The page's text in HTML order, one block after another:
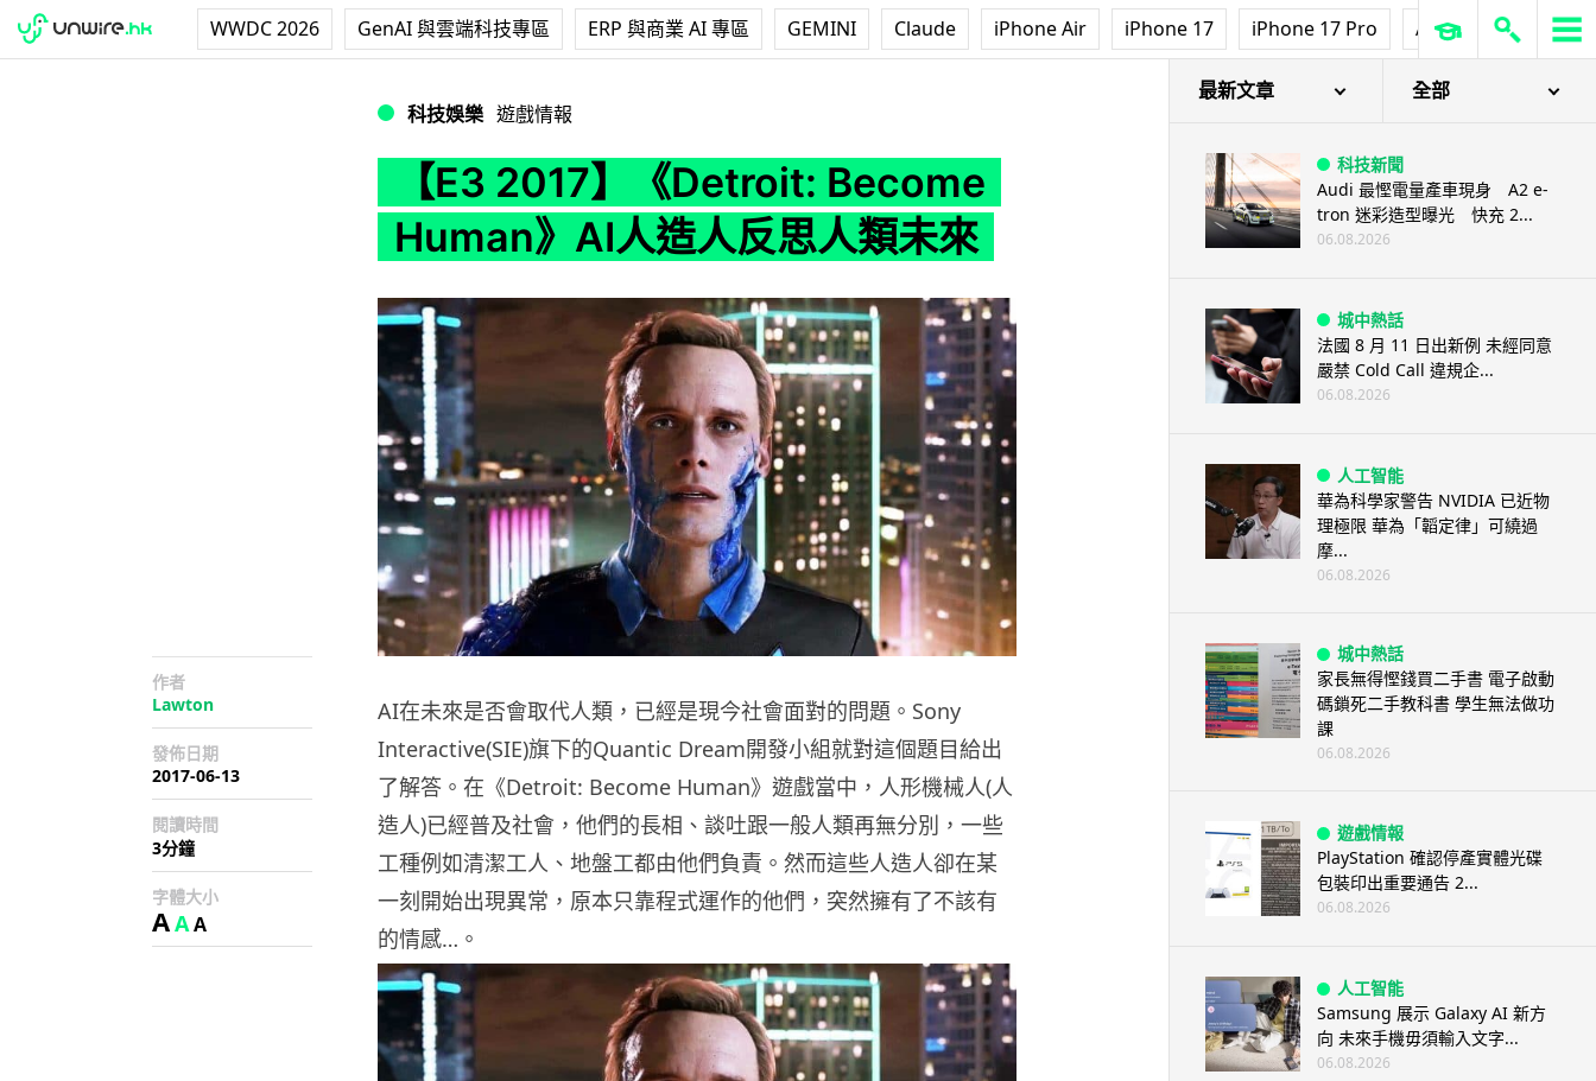
WWDC 2026 GenAI 與雲端科技專區 ERP 與商業 AI 專區 GEMINI Claude iPhone Air iPhone 17 iPhone 17 Pro AirPods Pro 3
科技娛樂 遊戲情報
【E3 2017】《Detroit: Become
Human》AI人造人反思人類未來
作者
Lawton
發佈日期
2017-06-13
閱讀時間
3分鐘
字體大小
AAA
AI在未來是否會取代人類，已經是現今社會面對的問題。Sony
Interactive(SIE)旗下的Quantic Dream開發小組就對這個題目給出
了解答。在《Detroit: Become Human》遊戲當中，人形機械人(人
造人)已經普及社會，他們的長相、談吐跟一般人類再無分別，一些
工種例如清潔工人、地盤工都由他們負責。然而這些人造人卻在某
一刻開始出現異常，原本只靠程式運作的他們，突然擁有了不該有
的情感…。
最新文章 全部
科技新聞
Audi 最慳電量產車現身 A2 e-
tron 迷彩造型曝光 快充 2...
06.08.2026
城中熱話
法國 8 月 11 日出新例 未經同意
嚴禁 Cold Call 違規企...
06.08.2026
人工智能
華為科學家警告 NVIDIA 已近物
理極限 華為「韜定律」可繞過
摩...
06.08.2026
城中熱話
家長無得慳錢買二手書 電子啟動
碼鎖死二手教科書 學生無法做功
課
06.08.2026
遊戲情報
PlayStation 確認停產實體光碟
包裝印出重要通告 2...
06.08.2026
人工智能
Samsung 展示 Galaxy AI 新方
向 未來手機毋須輸入文字...
06.08.2026